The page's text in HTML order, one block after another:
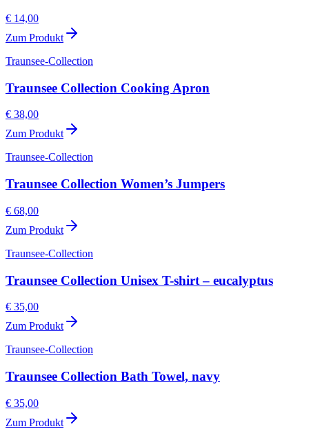
€ 14,00
Zum Produkt
Traunsee-Collection
Traunsee Collection Cooking Apron
€ 38,00
Zum Produkt
Traunsee-Collection
Traunsee Collection Women’s Jumpers
€ 68,00
Zum Produkt
Traunsee-Collection
Traunsee Collection Unisex T-shirt – eucalyptus
€ 35,00
Zum Produkt
Traunsee-Collection
Traunsee Collection Bath Towel, navy
€ 35,00
Zum Produkt